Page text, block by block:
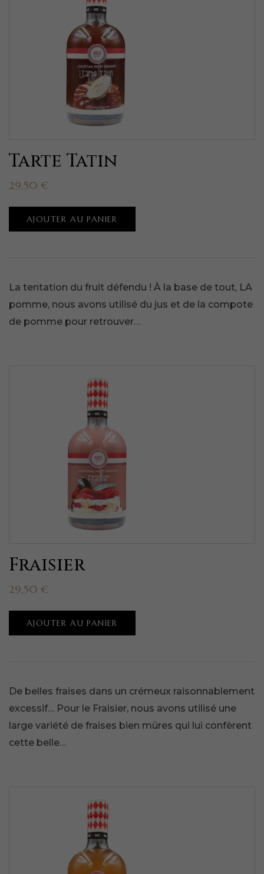
Tarte Tatin
29,50 €
AJOUTER AU PANIER
La tentation du fruit défendu ! À la base de tout, LA
pomme, nous avons utilisé du jus et de la compote
de pomme pour retrouver…
Fraisier
29,50 €
AJOUTER AU PANIER
De belles fraises dans un crémeux raisonnablement
excessif… Pour le Fraisier, nous avons utilisé une
large variété de fraises bien mûres qui lui confèrent
cette belle…